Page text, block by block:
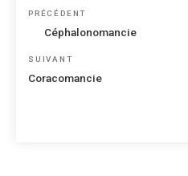
Navigation
Article
précédent
PRÉCÉDENT
Céphalonomancie
Article
SUIVANT
Coracomancie